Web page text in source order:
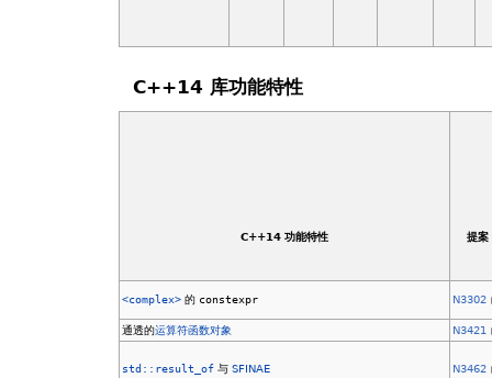
C++14 库功能特性
C++14 功能特性 提案
<complex> 的 constexpr N3302
通透的运算符函数对象 N3421
std::result_of 与SFINAE N3462